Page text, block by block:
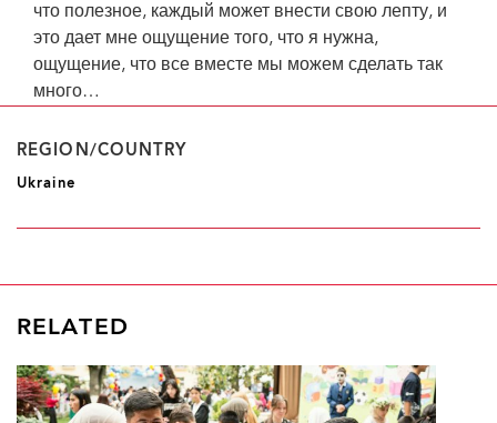
что полезное, каждый может внести свою лепту, и
это дает мне ощущение того, что я нужна,
ощущение, что все вместе мы можем сделать так
много…
REGION/COUNTRY
Ukraine
RELATED